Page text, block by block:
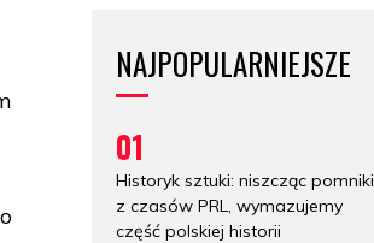
NAJPOPULARNIEJSZE
01
Historyk sztuki: niszcząc pomniki
z czasów PRL, wymazujemy
część polskiej historii